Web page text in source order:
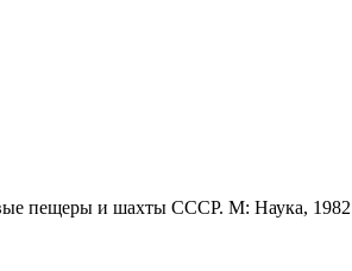
пещеры и шахты СССР. М: Наука, 1982